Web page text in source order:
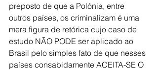
preposto de que a Polônia, entre
outros países, os criminalizam é uma
mera figura de retórica cujo caso de
estudo NÃO PODE ser aplicado ao
Brasil pelo simples fato de que nesses
países consabidamente ACEITA-SE O